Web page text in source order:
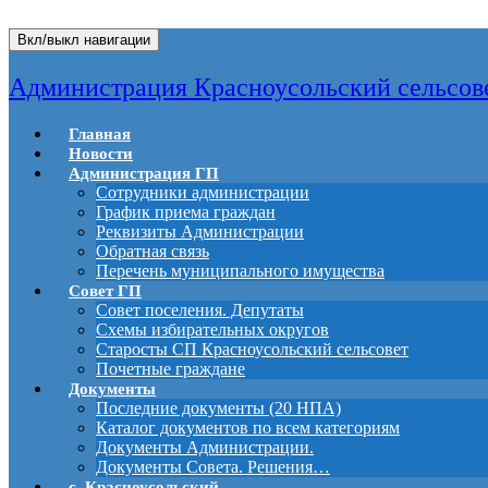
Вкл/выкл навигации
Администрация Красноусольский
Главная
Новости
Администрация ГП
Сотрудники администрации
График приема граждан
Реквизиты Администрации
Обратная связь
Перечень муниципального имущества
Совет ГП
Совет поселения. Депутаты
Схемы избирательных округов
Старосты СП Красноусольский сельсовет
Почетные граждане
Документы
Последние документы (20 НПА)
Каталог документов по всем категориям
Документы Администрации.
Документы Совета. Решения…